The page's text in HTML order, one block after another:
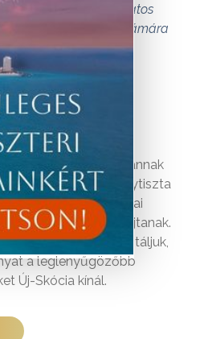
vizével és változatos
minden látogató számára
"Kanada óceáni
lenyűgöző
melyek tele vannak
partjaival, kristálytiszta
Új-Skócia strandjai
egyedi élményt nyújtanak.
utazásra invitáljuk,
a leglenyűgözőbb
Új-Skócia kínál.